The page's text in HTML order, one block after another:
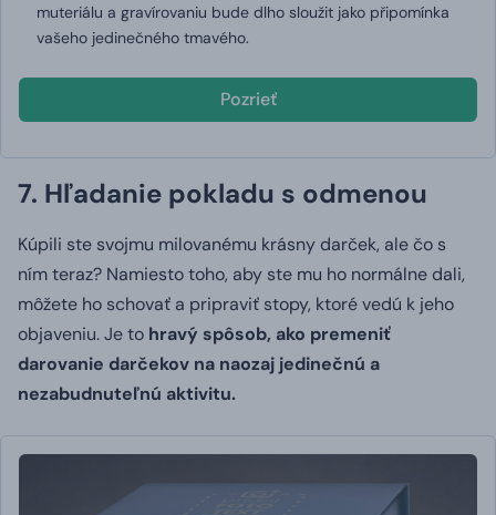
muteriálu a gravírovaniu bude dlho sloužit jako připomínka
vašeho jedinečného tmavého.
Pozrieť
7. Hľadanie pokladu s odmenou
Kúpili ste svojmu milovanému krásny darček, ale čo s
ním teraz? Namiesto toho, aby ste mu ho normálne dali,
môžete ho schovať a pripraviť stopy, ktoré vedú k jeho
objaveniu. Je to hravý spôsob, ako premeniť
darovanie darčekov na naozaj jedinečnú a
nezabudnuteľnú aktivitu.